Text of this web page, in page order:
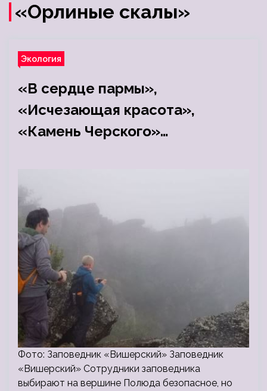
«Орлиные скалы»
Экология
«В сердце пармы»,
«Исчезающая красота»,
«Камень Черского»…
Фото: Заповедник «Вишерский» Заповедник
«Вишерский» Сотрудники заповедника
выбирают на вершине Полюда безопасное, но